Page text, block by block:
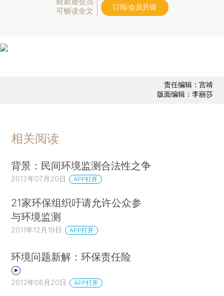
可畅读全文
订阅/会员升级
责任编辑：宫靖
版面编辑：李丽莎
相关阅读
背景：民间环境监测合法性之争
2012年07月20日 APP打开
21家环保组织吁请允许公众参
与环境监测
2011年12月19日 APP打开
环境问题新解：环保责任险
2012年06月20日 APP打开